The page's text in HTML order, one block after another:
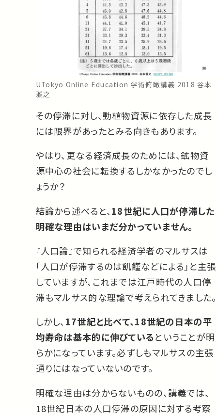
UTokyo Online Education 学術俯瞰講義 2018 谷本
雅之
その停滞に対し、動植物資源に依存した成長
には限界があったとみる向きもあります。
やはり、更なる経済成長のためには、鉱物資
源中心の社会に転換するしかなかったのでし
ょうか？
結論から述べると、 18世紀に人口が停滞した
明確な理由はいまだ分かっていません。
『人口論』で知られる経済学者のマルサスは
「人口が停滞するのは飢饉などによる」と主張
していますが、これまでは江戸時代の人口停
滞もマルサス的な理論で考えられてきました。
しかし、 17世紀と比べて、18世紀の日本の平
均寿命は基本的に伸びているということが明
らかになっています。必ずしもマルサスの主張
通りにはなっていないのです。
明確な理由は分からないものの、講義では、
18世紀日本の人口停滞の原因に対する考察